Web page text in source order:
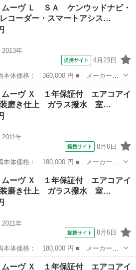
き仕上 ガラス撥水 室内除菌クリー
車両
ムーヴ Ｌ ＳＡ ケンウッドナビ・
レコーダー・スマートアシス…
2013年
提携サイト 4月23日
ムーヴ ■ グレード名： Ｌ ＳＡ
コーダー・スマートアシスト・キーレ
ムーヴ Ｘ １年保証付 エアコアイ
磨き仕上 ガラス撥水 室…
2011年
提携サイト 8月6日
ムーヴ ■ グレード名： Ｘ １年保
き仕上 ガラス撥水 室内除菌クリー
車両
ムーヴ Ｘ １年保証付 エアコアイ
磨き仕上 ガラス撥水 室…
2011年
提携サイト 8月6日
ムーヴ ■ グレード名： Ｘ １年保
き仕上 ガラス撥水 室内除菌クリー
車両
ムーヴ Ｘ １年保証付 エアコアイ